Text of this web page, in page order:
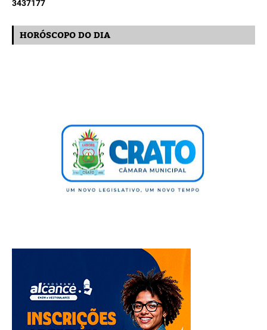
3437177
HORÓSCOPO DO DIA